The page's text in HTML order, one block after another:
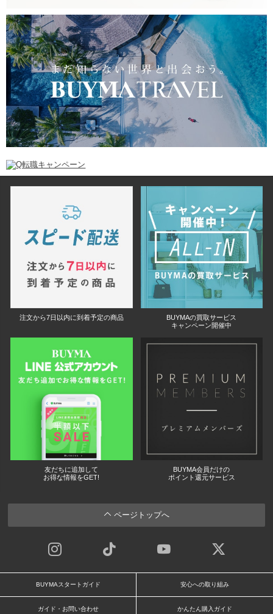
注文から7日以内に到着予定の商品
BUYMAの買取サービス
キャンペーン開催中
友だちに追加して
お得な情報をGET!
BUYMA会員だけの
ポイント還元サービス
ページトップへ
BUYMAスタートガイド 安心への取り組み
ガイド・お問い合わせ かんたん購入ガイド